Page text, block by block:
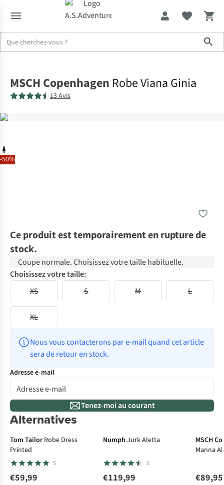
-50%
MSCH Copenhagen Robe Viana Ginia
13 Avis
Ce produit est temporairement en rupture de
stock.
Coupe normale. Choisissez votre taille habituelle.
Choisissez votre taille:
XS
S M L
XL
Nous vous contacterons par e-mail quand cet article
sera de retour en stock.
Adresse e-mail
Tenez-moi au courant
Alternatives
Tom Tailor Robe Dress
Printed
5
€59,99
Numph Jurk Aletta
3
€119,99
MSCH
Manna
€89,95